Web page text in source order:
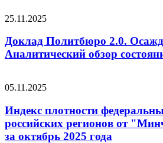
25.11.2025
Доклад Политбюро 2.0.
Аналитический обзор
05.11.2025
Индекс плотности
российских регионов от
за октябрь 2025 года